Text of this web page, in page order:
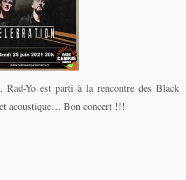
Rad-Yo est parti à la rencontre des Black
acoustique… Bon concert !!!